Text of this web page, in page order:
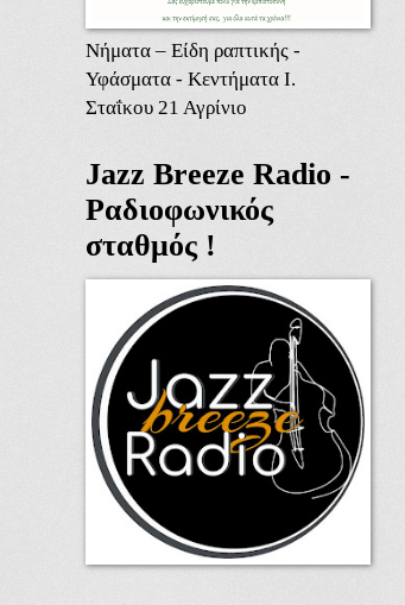
Νήματα – Είδη ραπτικής -
Υφάσματα - Κεντήματα Ι.
Σταΐκου 21 Αγρίνιο
Jazz Breeze Radio -
Ραδιοφωνικός
σταθμός !